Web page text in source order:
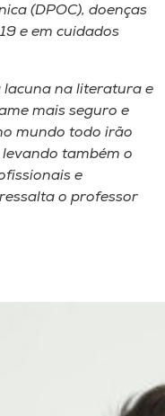
(DPOC), doenças
e em cuidados
lacuna na literatura e
mais seguro e
mundo todo irão
também o
e
o professor